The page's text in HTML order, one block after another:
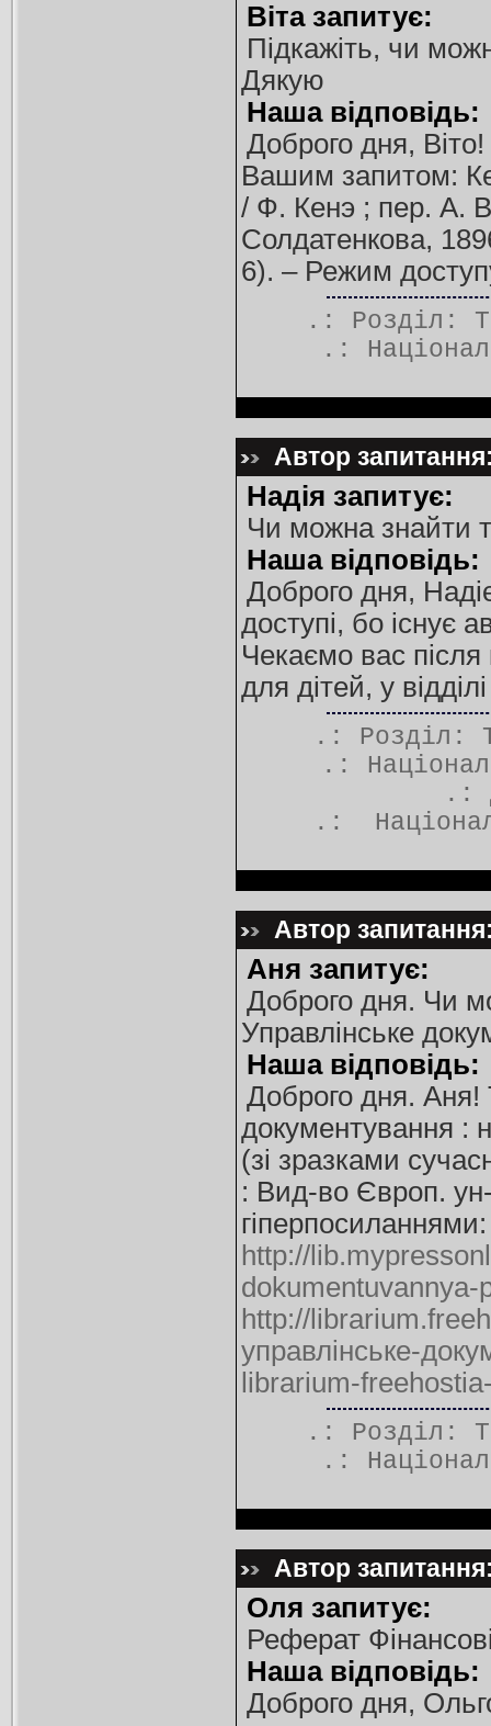
Віта запитує:
Підкажіть, чи
Дякую
Наша відповідь:
Доброго дня,
Вашим запитом:
/ Ф. Кенэ ; пер. А.
Солдатенкова,
6). – Режим
.: Розділ:
.:
Автор
Надія запитує:
Чи можна знайти
Наша відповідь:
Доброго дня,
доступі, бо існує
Чекаємо вас після
для дітей, у
.: Розділ:
.:
.:
.:
Автор
Аня запитує:
Доброго дня. Чи
Управлінське
Наша відповідь:
Доброго дня. Аня!
документування :
(зі зразками
: Вид-во Європ.
гіперпосиланнями:
http://
dokumentuvannya-
http://
управлінське-
librarium-
.: Розділ:
.:
Автор
Оля запитує:
Реферат
Наша відповідь:
Доброго дня,